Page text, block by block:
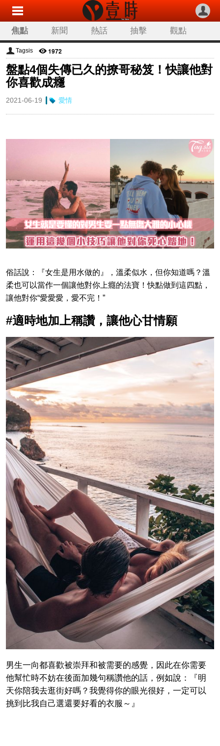
焦點 新聞 熱話 抽擊
觀點
科技
生活
讀者來稿
專欄分類
Tagsis 1972
盤點4個失傳已久的撩哥秘笈！快讓他對
你喜歡成癮
2021-06-19 愛情
俗話說：『女生是用水做的』，溫柔似水，但你知道嗎？溫
柔也可以當作一個讓他對你上癮的法寶！快點做到這四點，
讓他對你“愛愛愛，愛不完！”
#適時地加上稱讚，讓他心甘情願
男生一向都喜歡被崇拜和被需要的感覺，因此在你需要
他幫忙時不妨在後面加幾句稱讚他的話，例如說：『明
天你陪我去逛街好嗎？我覺得你的眼光很好，一定可以
挑到比我自己選還要好看的衣服～』